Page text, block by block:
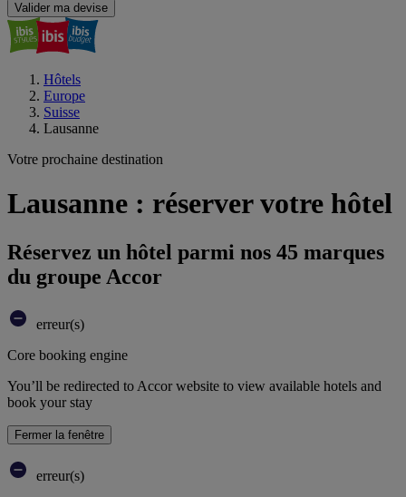
Valider ma devise
Hôtels
Europe
Suisse
Lausanne
Votre prochaine destination
Lausanne : réserver votre hôtel
Réservez un hôtel parmi nos 45 marques
du groupe Accor
erreur(s)
Core booking engine
You’ll be redirected to Accor website to view available hotels and
book your stay
Fermer la fenêtre
erreur(s)